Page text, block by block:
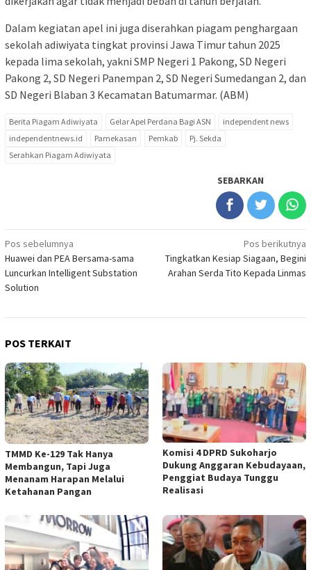
Dalam kegiatan apel ini juga diserahkan piagam penghargaan
sekolah adiwiyata tingkat provinsi Jawa Timur tahun 2025
kepada lima sekolah, yakni SMP Negeri 1 Pakong, SD Negeri
Pakong 2, SD Negeri Panempan 2, SD Negeri Sumedangan 2, dan
SD Negeri Blaban 3 Kecamatan Batumarmar. (ABM)
Berita Piagam Adiwiyata Gelar Apel Perdana Bagi ASN
independent news
independentnews.id
Pamekasan Pemkab
Pj. Sekda
Serahkan Piagam Adiwiyata
SEBARKAN
Navigasi
pos
Pos sebelumnya
Huawei dan PEA Bersama-sama
Luncurkan Intelligent Substation
Solution
Pos berikutnya
Tingkatkan Kesiap Siagaan, Begini
Arahan Serda Tito Kepada Linmas
POS TERKAIT
TMMD Ke-129 Tak Hanya
Membangun, Tapi Juga
Menanam Harapan Melalui
Ketahanan Pangan
Komisi 4 DPRD Sukoharjo
Dukung Anggaran Kebudayaan,
Penggiat Budaya Tunggu
Realisasi